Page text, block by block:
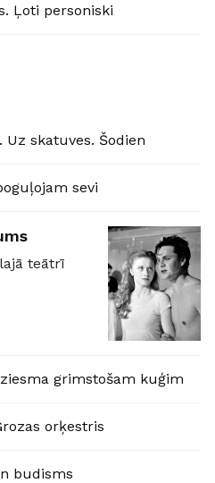
Ļoti personiski
Uz skatuves. Šodien
sevi
teātrī
grimstošam kuģim
orķestris
budisms